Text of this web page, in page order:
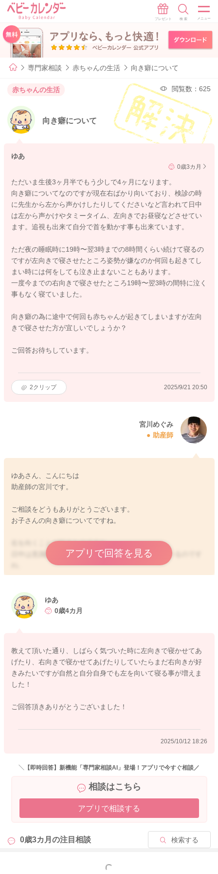
専門家相談 赤ちゃんの生活 向き癖について
赤ちゃんの生活 閲覧数：625
向き癖について
ゆあ
0歳3カ月
ただいま生後3ヶ月半でもう少しで4ヶ月になります。
向き癖についてなのですが現在右ばかり向いており、検診の時
に先生から左から声かけしたりしてくださいなど言われて日中
は左から声かけやタミータイム、左向きでお昼寝などさせてい
ます。追視も出来て自分で首を動かす事も出来ています。
ただ夜の睡眠時に19時〜翌3時までの8時間くらい続けて寝るの
ですが左向きで寝させたところ姿勢が嫌なのか何回も起きてし
まい時には何をしても泣き止まないこともあります。
一度今までの右向きで寝させたところ19時〜翌3時の間特に泣く
事もなく寝ていました。
向き癖の為に途中で何回も赤ちゃんが起きてしまいますが左向
きで寝させた方が宜しいでしょうか？
ご回答お待ちしています。
2クリップ 2025/9/21 20:50
宮川めぐみ
助産師
ゆあさん、こんにちは
助産師の宮川です。
ご相談をどうもありがとうございます。
お子さんの向き癖についてですね。
右を向くことが好きなのですね。
日中は意識的に左向きになれるようにして過ごしているのです
夜間は、右でないと落ち着いて眠れない様子が出てきていると
例えば、左向きで寝かせてあげたり、次目が覚めたときには右
向きで寝かせてあげたりされてみるのはいかがでしょうか？
むきぐせの強いお子さんは、股関節が硬いこともあるようで
す。足の付け根が軽く曲がるような体制で、寝かせてあげてみ
ると、より反対側にも向きやすくなることがあります。
左向きでも違和感を感じることが減り、左側でも寝てくれる事
アプリで回答を見る
ゆあ
0歳4カ月
教えて頂いた通り、しばらく気づいた時に左向きで寝かせてあ
げたり、右向きで寝かせてあげたりしていたらまだ右向きが好
きみたいですが自然と自分自身でも左を向いて寝る事が増えま
した！
ご回答頂きありがとうございました！
2025/10/12 18:26
＼【即時回答】新機能「専門家相談AI」登場！アプリで今すぐ相談／
相談はこちら
アプリで相談する
0歳3カ月の注目相談 検索する
もっと見る